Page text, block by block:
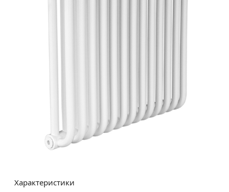
Характеристики